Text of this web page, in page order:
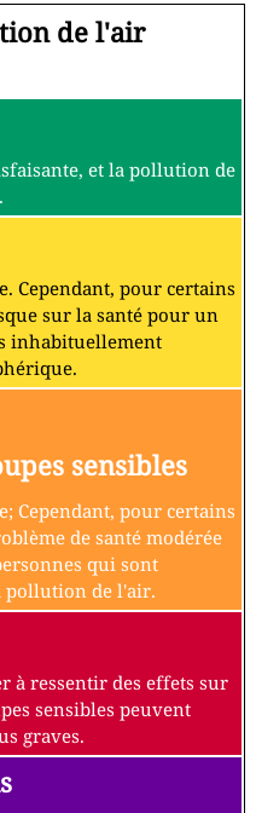
de l'air
et la pollution de
Cependant, pour certains
sur la santé pour un
inhabituellement
sensibles
Cependant, pour certains
de santé modérée
qui sont
pollution de l'air.
à ressentir des effets sur
sensibles peuvent
graves.